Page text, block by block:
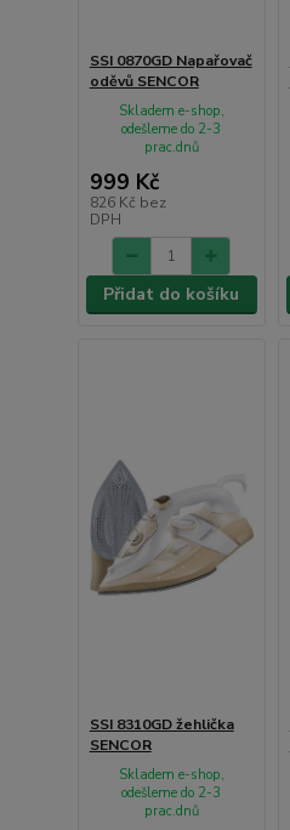
SSI 0870GD Napařovač
oděvů SENCOR
999 Kč
826 Kč bez
DPH
Skladem e-shop,
odešleme do 2-3
prac.dnů
Přidat do košíku
SSI 8310GD žehlička
SENCOR
Skladem e-shop,
odešleme do 2-3
prac.dnů